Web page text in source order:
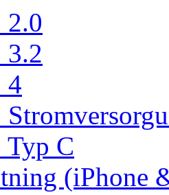
2.0
3.2
4
Typ C
(iPhone